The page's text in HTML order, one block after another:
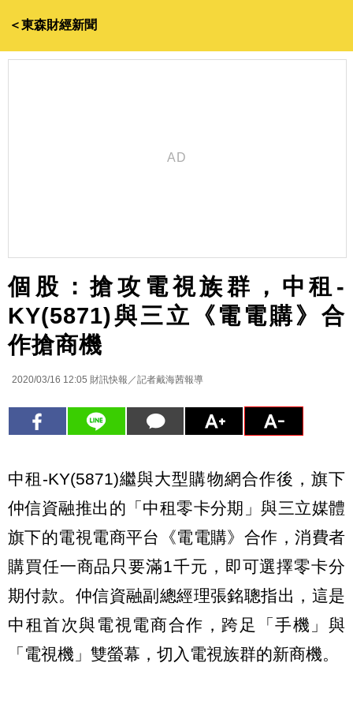
＜東森財經新聞
個股：搶攻電視族群，中租-
KY(5871)與三立《電電購》合
作搶商機
2020/03/16 12:05 財訊快報／記者戴海茜報導
中租-KY(5871)繼與大型購物網合作後，旗下
仲信資融推出的「中租零卡分期」與三立媒體
旗下的電視電商平台《電電購》合作，消費者
購買任一商品只要滿1千元，即可選擇零卡分
期付款。仲信資融副總經理張銘聰指出，這是
中租首次與電視電商合作，跨足「手機」與
「電視機」雙螢幕，切入電視族群的新商機。